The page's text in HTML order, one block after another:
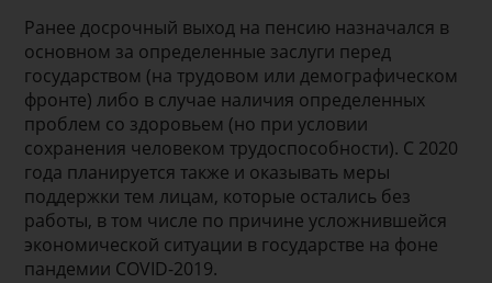
Ранее досрочный выход на пенсию назначался в
основном за определенные заслуги перед
государством (на трудовом или демографическом
фронте) либо в случае наличия определенных
проблем со здоровьем (но при условии
сохранения человеком трудоспособности). С 2020
года планируется также и оказывать меры
поддержки тем лицам, которые остались без
работы, в том числе по причине усложнившейся
экономической ситуации в государстве на фоне
пандемии COVID-2019.